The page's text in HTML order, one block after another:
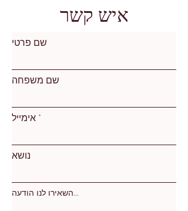
איש קשר
שם פרטי
שם משפחה
אימייל
נושא
השאירו לנו הודעה...